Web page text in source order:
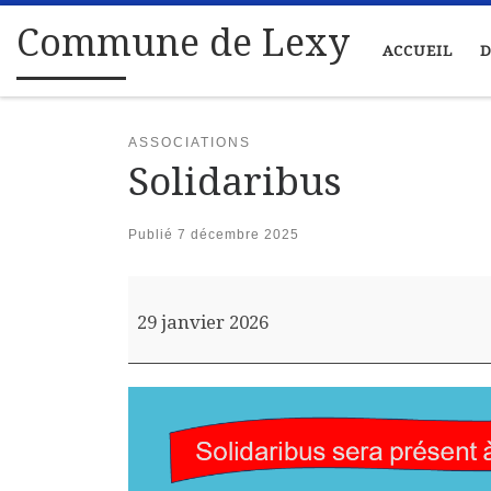
Passer au contenu
Commune de Lexy ACCUEIL
ASSOCIATIONS
Solidaribus
Publié 7 décembre 2025
29 janvier 2026